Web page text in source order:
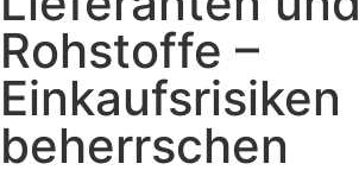
Rohstoffe –
Einkaufsrisiken
beherrschen